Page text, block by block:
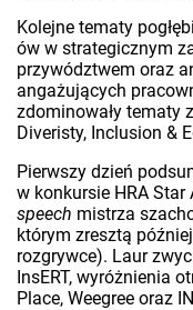
Kolejne tematy
ów w strategicznym
przywództwem oraz
angażujących
zdominowały tematy
Diveristy, Inclusion &
Pierwszy dzień
w konkursie HRA Star
speech mistrza
którym zresztą
rozgrywce). Laur
InsERT, wyróżnienia
Place, Weegree oraz